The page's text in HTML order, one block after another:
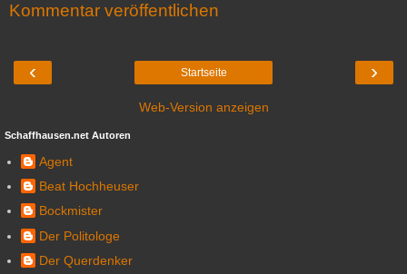
Kommentar veröffentlichen
‹ ›
Startseite
Web-Version anzeigen
Schaffhausen.net Autoren
Agent
Beat Hochheuser
Bockmister
Der Politologe
Der Querdenker